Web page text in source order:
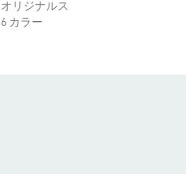
オリジナルス
6 カラー